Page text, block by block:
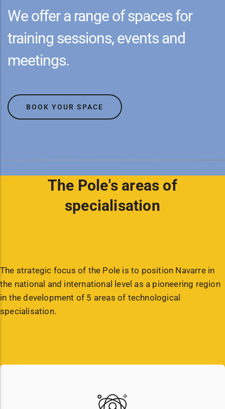
We offer a range of spaces for
training sessions, events and
meetings.
BOOK YOUR SPACE
The Pole's areas of
specialisation
The strategic focus of the Pole is to position Navarre in
the national and international level as a pioneering region
in the development of 5 areas of technological
specialisation.